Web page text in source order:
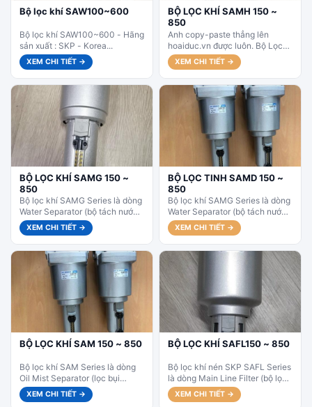
Bộ lọc khí SAW100~600
Bộ lọc khí SAW100~600 - Hãng
sản xuất : SKP - Korea...
XEM CHI TIẾT →
BỘ LỌC KHÍ SAMH 150 ~
850
Anh copy-paste thẳng lên
hoaiduc.vn được luôn. Bộ Lọc
Khí Nén SKP SAMH Series 150
~ 850 (Micro Mist Separator) Bộ
lọc...
XEM CHI TIẾT →
BỘ LỌC KHÍ SAMG 150 ~
850
Bộ lọc khí SAMG Series là dòng
Water Separator (bộ tách nước)
cao cấp của SKP Korea. Với khả
năng...
XEM CHI TIẾT →
BỘ LỌC TINH SAMD 150 ~
850
Bộ lọc khí SAMG Series là dòng
Water Separator (bộ tách nước)
cao cấp của SKP Korea. Với khả
năng...
XEM CHI TIẾT →
BỘ LỌC KHÍ SAM 150 ~ 850
Bộ lọc khí SAM Series là dòng
Oil Mist Separator (lọc bụi
sương dầu) cao cấp của SKP
Korea. Với...
XEM CHI TIẾT →
BỘ LỌC KHÍ SAFL150 ~ 850
Bộ lọc khí nén SKP SAFL Series
là dòng Main Line Filter (bộ lọc
nguồn khí nén) cao cấp của...
XEM CHI TIẾT →